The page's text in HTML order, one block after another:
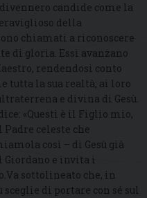
candide come la
della
chiamati a riconoscere
di gloria. Essi avanzano
rendendosi conto
tutta la sua realtà; ai loro
e divina di Gesù.
«Questi è il Figlio mio,
Padre celeste che
così – di Gesù già
e invita i
sottolineato che, in
sceglie di portare con sé sul